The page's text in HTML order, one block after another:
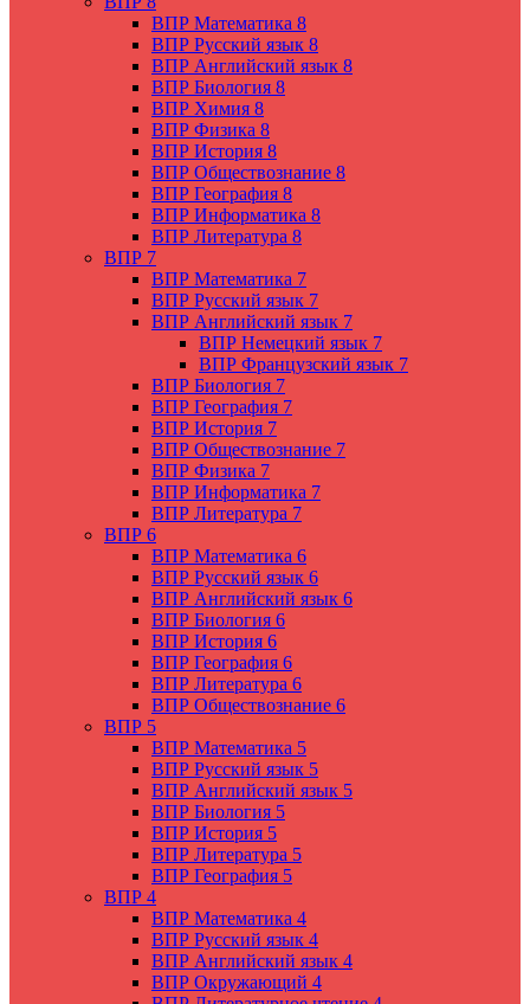
ВПР Математика 8
ВПР Русский язык 8
ВПР Английский язык 8
ВПР Биология 8
ВПР Химия 8
ВПР Физика 8
ВПР История 8
ВПР Обществознание 8
ВПР География 8
ВПР Информатика 8
ВПР Литература 8
ВПР 7
ВПР Математика 7
ВПР Русский язык 7
ВПР Английский язык 7
ВПР Немецкий язык 7
ВПР Французский язык 7
ВПР Биология 7
ВПР География 7
ВПР История 7
ВПР Обществознание 7
ВПР Физика 7
ВПР Информатика 7
ВПР Литература 7
ВПР 6
ВПР Математика 6
ВПР Русский язык 6
ВПР Английский язык 6
ВПР Биология 6
ВПР История 6
ВПР География 6
ВПР Литература 6
ВПР Обществознание 6
ВПР 5
ВПР Математика 5
ВПР Русский язык 5
ВПР Английский язык 5
ВПР Биология 5
ВПР История 5
ВПР Литература 5
ВПР География 5
ВПР 4
ВПР Математика 4
ВПР Русский язык 4
ВПР Английский язык 4
ВПР Окружающий 4